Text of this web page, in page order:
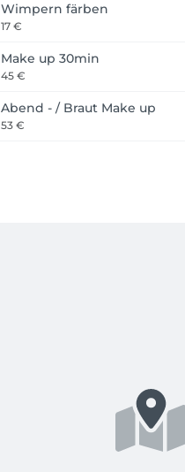
Wimpern färben
17 €
Make up 30min
45 €
Abend - / Braut Make up
53 €